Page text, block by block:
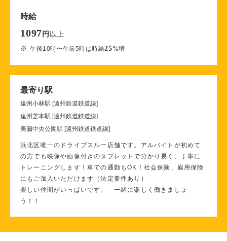
時給
1097 円 以上
※午後10時〜午前5時は時給25%増
最寄り駅
遠州小林駅 [遠州鉄道鉄道線]
遠州芝本駅 [遠州鉄道鉄道線]
美薗中央公園駅 [遠州鉄道鉄道線]
浜北区唯一のドライブスルー店舗です。アルバイトが初めて
の方でも映像や画像付きのタブレットで分かり易く、丁寧に
トレーニングします！車での通勤もOK！社会保険、雇用保険
にもご加入いただけます（法定要件あり）
楽しい仲間がいっぱいです。 一緒に楽しく働きましょ
う！！